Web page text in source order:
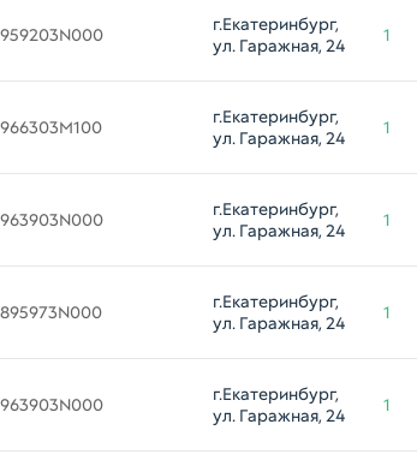
959203N000
г.Екатеринбург,
ул. Гаражная, 24
1
966303M100
г.Екатеринбург,
ул. Гаражная, 24
1
963903N000
г.Екатеринбург,
ул. Гаражная, 24
1
895973N000
г.Екатеринбург,
ул. Гаражная, 24
1
963903N000
г.Екатеринбург,
ул. Гаражная, 24
1